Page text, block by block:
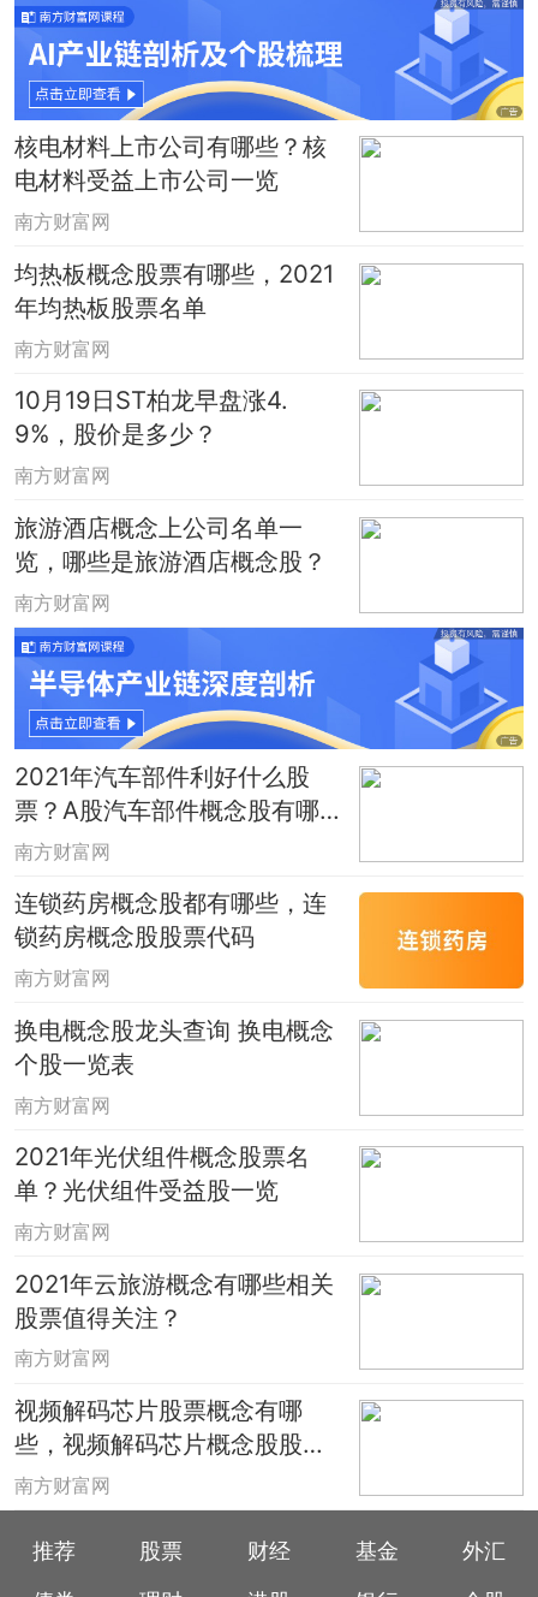
核电材料上市公司有哪些？核
电材料受益上市公司一览
南方财富网
均热板概念股票有哪些，2021
年均热板股票名单
南方财富网
10月19日ST柏龙早盘涨4.
9%，股价是多少？
南方财富网
旅游酒店概念上公司名单一
览，哪些是旅游酒店概念股？
南方财富网
2021年汽车部件利好什么股
票？A股汽车部件概念股有哪
些？
南方财富网
连锁药房概念股都有哪些，连
锁药房概念股股票代码
南方财富网
换电概念股龙头查询 换电概念
个股一览表
南方财富网
2021年光伏组件概念股票名
单？光伏组件受益股一览
南方财富网
2021年云旅游概念有哪些相关
股票值得关注？
南方财富网
视频解码芯片股票概念有哪
些，视频解码芯片概念股股价
一览
南方财富网
推荐 股票 财经 基金
外汇